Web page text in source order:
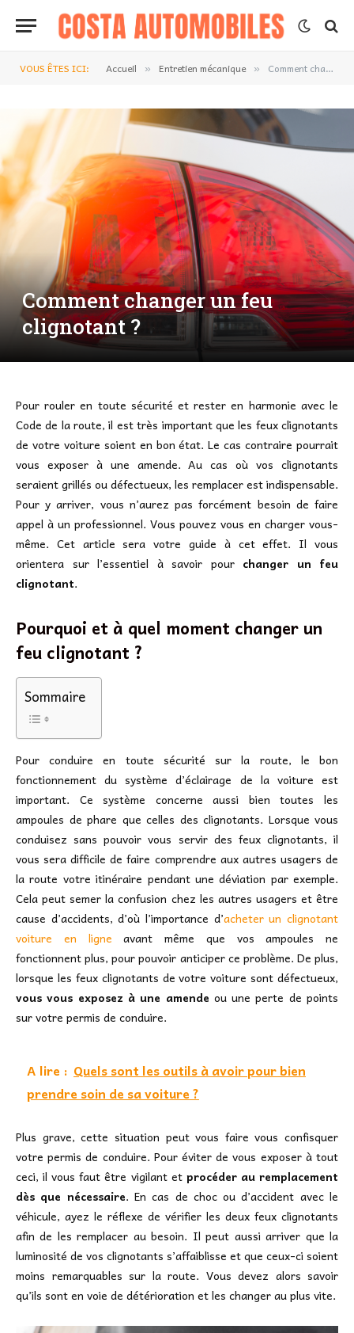
VOUS ÊTES ICI: Accueil » Entretien mécanique » Comment changer un feu clignotant ?
Comment changer un feu
clignotant ?
Pour rouler en toute sécurité et rester en harmonie avec le
Code de la route, il est très important que les feux clignotants
de votre voiture soient en bon état. Le cas contraire pourrait
vous exposer à une amende. Au cas où vos clignotants
seraient grillés ou défectueux, les remplacer est indispensable.
Pour y arriver, vous n’aurez pas forcément besoin de faire
appel à un professionnel. Vous pouvez vous en charger vous-
même. Cet article sera votre guide à cet effet. Il vous
orientera sur l’essentiel à savoir pour changer un feu
clignotant.
Pourquoi et à quel moment changer un
feu clignotant ?
Sommaire
Pour conduire en toute sécurité sur la route, le bon
fonctionnement du système d’éclairage de la voiture est
important. Ce système concerne aussi bien toutes les
ampoules de phare que celles des clignotants. Lorsque vous
conduisez sans pouvoir vous servir des feux clignotants, il
vous sera difficile de faire comprendre aux autres usagers de
la route votre itinéraire pendant une déviation par exemple.
Cela peut semer la confusion chez les autres usagers et être
cause d’accidents, d’où l’importance d’acheter un clignotant
voiture en ligne avant même que vos ampoules ne
fonctionnent plus, pour pouvoir anticiper ce problème. De plus,
lorsque les feux clignotants de votre voiture sont défectueux,
vous vous exposez à une amende ou une perte de points
sur votre permis de conduire.
A lire : Quels sont les outils à avoir pour bien
prendre soin de sa voiture ?
Plus grave, cette situation peut vous faire vous confisquer
votre permis de conduire. Pour éviter de vous exposer à tout
ceci, il vous faut être vigilant et procéder au remplacement
dès que nécessaire. En cas de choc ou d’accident avec le
véhicule, ayez le réflexe de vérifier les deux feux clignotants
afin de les remplacer au besoin. Il peut aussi arriver que la
luminosité de vos clignotants s’affaiblisse et que ceux-ci soient
moins remarquables sur la route. Vous devez alors savoir
qu’ils sont en voie de détérioration et les changer au plus vite.